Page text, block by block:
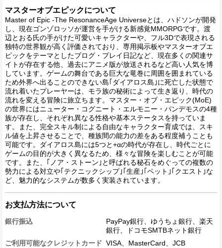
マスターオブエピックについて
Master of Epic -The ResonanceAge Universeとは、ハドソンが開発
し、現在ゴンゾロッソが運営を手がける新感覚MMORPGです。渡
辺とおる氏の手がけた可愛いキャラクターや、フル3Dで表現される
独特の世界観が高く評価されており、専用掲示板やマスターオブエ
ピックをテーマとしたブログ・プレイ日記など、現在多くの関連サ
イトが存在する他、過去にアニメ版が放送されるなど高い人気を博
しています。ゲームの舞台である巨大な竜巻に周囲を囲まれている
ため外界へ出ることのできない島｢ダイアロス島｣に死亡した状態で
流れ着いたプレーヤーは、モラ族の秘術によって生き返り、時代の
流れを変える冒険に旅立ちます。マスター・オブ・エピック(MoE)
の世界にはニューター・コグニート・エルモニー・パンデモスの4種
族が存在し、それぞれ異なる性格や基本ステータスを持っていま
す。また、完全スキル制による自由なキャラクター育成では、スキ
ル値を上昇させることで、種族間の能力の差をある程度補うことも
可能です。ダイアロス島には5つと+αの時代が存在し、時代ごとに
ゲームの目的が大きく異なるため、様々な冒険を楽しむことが可能
です。また、｢ノア・ストーン｣と呼ばれる秘石をめぐっての複数の
勢力による対立や｢テクニックシップ｣｢生産｣｢ペット｣｢クエスト｣な
ど、魅力的なシステムが数多く実装されています。
お支払方法について
銀行振込
PayPay銀行、ゆうちょ銀行、楽天
銀行、ドコモSMTBネット銀行
ご利用可能なクレジットカード VISA、MasterCard、JCB